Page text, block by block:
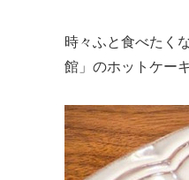
時々ふと食べたく
館」のホットケー